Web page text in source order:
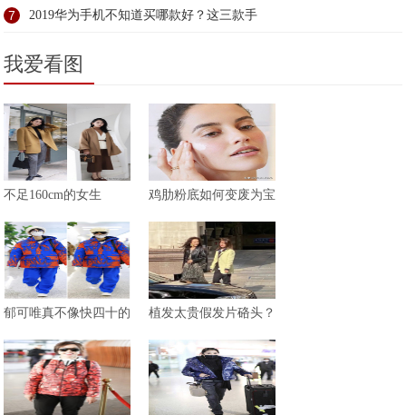
7 2019华为手机不知道买哪款好？这三款手
我爱看图
不足160cm的女生 鸡肋粉底如何变废为宝
郁可唯真不像快四十的 植发太贵假发片硌头？